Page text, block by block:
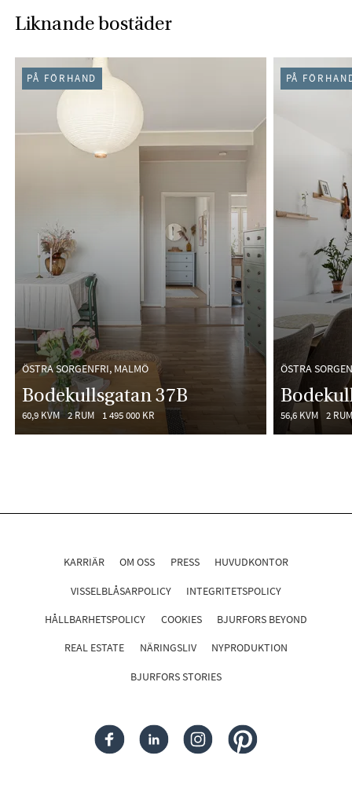
Liknande bostäder
ÖSTRA SORGENFRI, MALMÖ
Bodekullsgatan 37B
60,9 KVM 2 RUM 1 495 000 KR
PÅ FÖRHAND
ÖSTRA
56,6 KVM 2 RUM
PÅ
KARRIÄR OM OSS PRESS HUVUDKONTOR
VISSELBLÅSARPOLICY INTEGRITETSPOLICY
HÅLLBARHETSPOLICY COOKIES BJURFORS BEYOND
REAL ESTATE NÄRINGSLIV NYPRODUKTION
BJURFORS STORIES